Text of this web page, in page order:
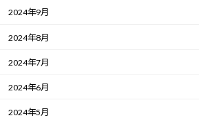
2024年9月
2024年8月
2024年7月
2024年6月
2024年5月